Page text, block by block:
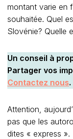
montant varie en
souhaitée. Quel
Slovénie? Quelle
Un conseil à
Partager vos
Contactez nous.
Attention,
pas que les
dites « express ».